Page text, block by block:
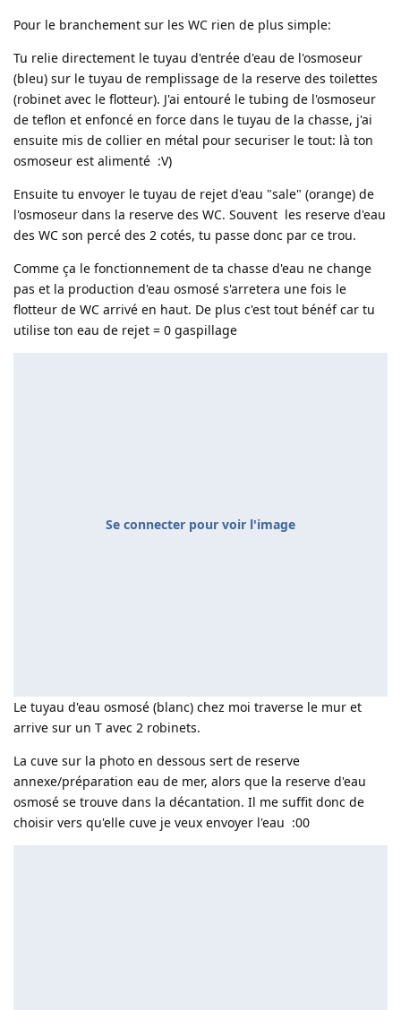
Pour le branchement sur les WC rien de plus simple:
Tu relie directement le tuyau d'entrée d'eau de l'osmoseur
(bleu) sur le tuyau de remplissage de la reserve des toilettes
(robinet avec le flotteur). J'ai entouré le tubing de l'osmoseur
de teflon et enfoncé en force dans le tuyau de la chasse, j'ai
ensuite mis de collier en métal pour securiser le tout: là ton
osmoseur est alimenté :V)
Ensuite tu envoyer le tuyau de rejet d'eau "sale" (orange) de
l'osmoseur dans la reserve des WC. Souvent les reserve d'eau
des WC son percé des 2 cotés, tu passe donc par ce trou.
Comme ça le fonctionnement de ta chasse d'eau ne change
pas et la production d'eau osmosé s'arretera une fois le
flotteur de WC arrivé en haut. De plus c'est tout bénéf car tu
utilise ton eau de rejet = 0 gaspillage
Se connecter pour voir l'image
Le tuyau d'eau osmosé (blanc) chez moi traverse le mur et
arrive sur un T avec 2 robinets.
La cuve sur la photo en dessous sert de reserve
annexe/préparation eau de mer, alors que la reserve d'eau
osmosé se trouve dans la décantation. Il me suffit donc de
choisir vers qu'elle cuve je veux envoyer l'eau :00